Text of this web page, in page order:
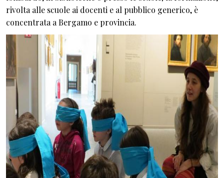
rivolta alle scuole ai docenti e al pubblico generico, è
concentrata a Bergamo e provincia.